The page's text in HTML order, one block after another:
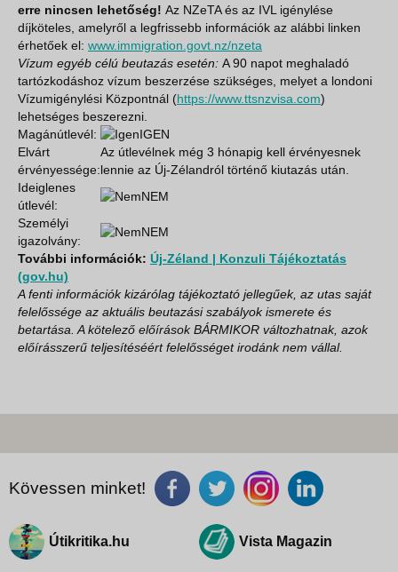
erre nincsen lehetőség! Az NZeTA és az IVL igénylése
díjköteles, amelyről a legfrissebb információk az alábbi linken
érhetőek el: www.immigration.govt.nz/nzeta
Vízum egyéb célú beutazás esetén: A 90 napot meghaladó
tartózkodáshoz vízum beszerzése szükséges, melyet a londoni
Vízumigénylési Központnál (https://www.ttsnzvisa.com)
lehetséges beszerezni.
Magánútlevél:
Elvárt
érvényessége:
IGEN
Az útlevélnek még 3 hónapig kell érvényesnek
lennie az Új-Zélandról történő kiutazás után.
Ideiglenes
útlevél:
NEM
Személyi
igazolvány:
NEM
További információk: Új-Zéland | Konzuli Tájékoztatás
(gov.hu)
A fenti információk kizárólag tájékoztató jellegűek, az utas saját
felelőssége az aktuális beutazási szabályok ismerete és
betartása. A kötelező előírások BÁRMIKOR változhatnak, azok
előírásszerű teljesítéséért felelősséget irodánk nem vállal.
Kövessen minket!
Útikritika.hu Vista Magazin